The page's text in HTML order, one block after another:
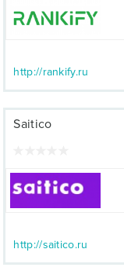
http://rankify.ru
Saitico
http://saitico.ru